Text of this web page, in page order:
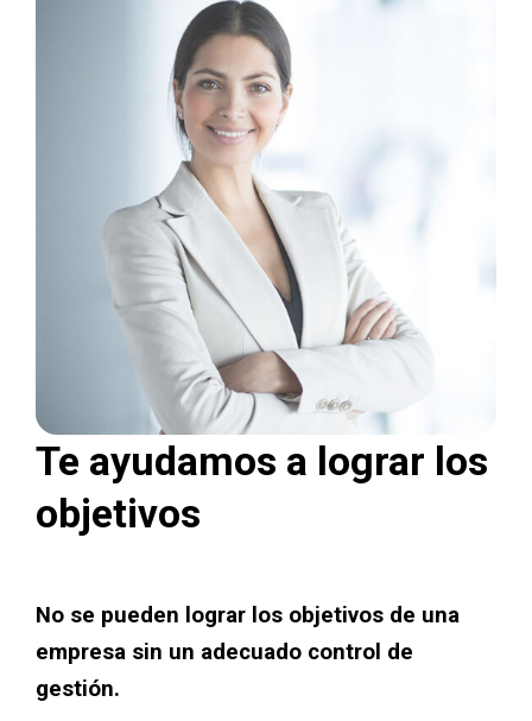
Te ayudamos a lograr los
objetivos
No se pueden lograr los objetivos de una
empresa sin un adecuado control de
gestión.